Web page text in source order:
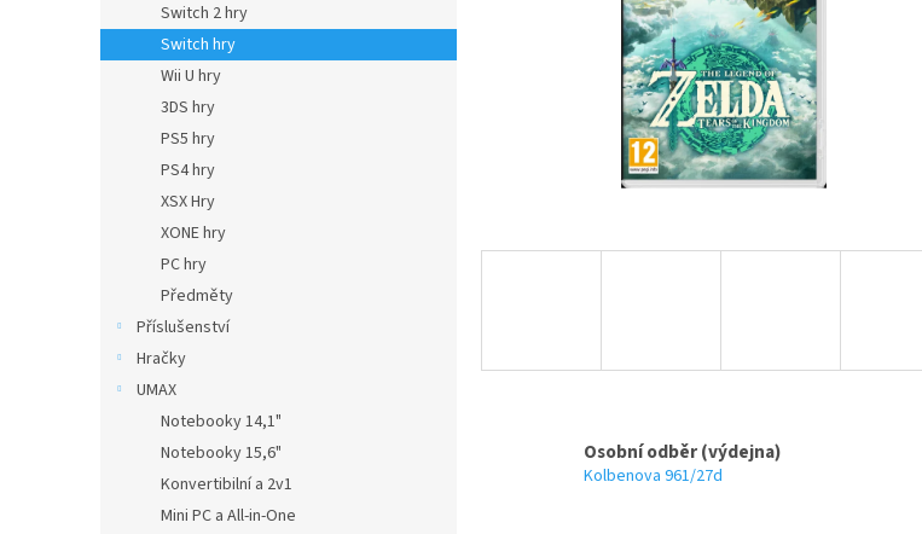
n
e
Switch 2 hry
Switch hry
Wii U hry
3DS hry
PS5 hry
PS4 hry
XSX Hry
XONE hry
PC hry
Předměty
Příslušenství
Hračky
UMAX
Notebooky 14,1"
Notebooky 15,6"
Konvertibilní a 2v1
Mini PC a All-in-One
Osobní odběr (výdejna)
Kolbenova 961/27d